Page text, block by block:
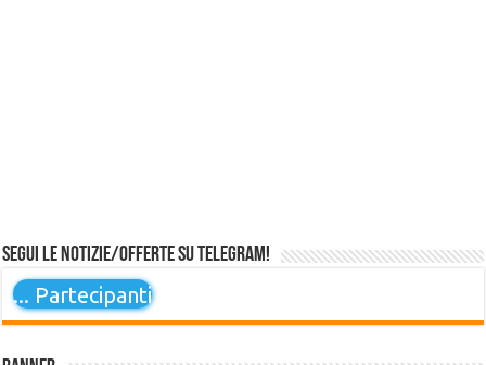
Segui le notizie/offerte su Telegram!
... Partecipanti